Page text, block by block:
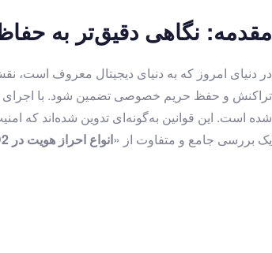
حقوق و تنظیم‌گری
خلاصه کتاب
هوش مصنوعی و نوآوری‌های طراحی محور
ترجمه مقالات
حکمرانی
هوش مصنوعی و نوآوری‌های طراحی
حقوق و تنظیم‌گری
مقدمه: نگاهی دقیق‌تر به
در دنیای امروز که به دنیای دیجیتال معروف
شده است. این قوانین به‌گونه‌ای تدوین شده‌اند که
یک بررسی جامع و متفاوت از «انواع احراز هویت در PSD2